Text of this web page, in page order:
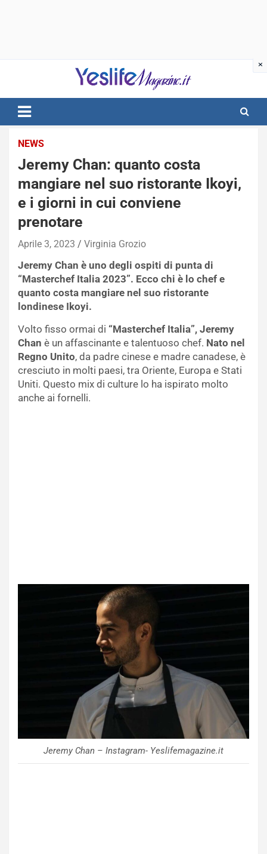
notizie di intrattenimento
NEWS
Jeremy Chan: quanto costa
mangiare nel suo ristorante Ikoyi,
e i giorni in cui conviene
prenotare
Aprile 3, 2023 Virginia Grozio
Jeremy Chan è uno degli ospiti di punta di
“Masterchef Italia 2023”. Ecco chi è lo chef e
quanto costa mangiare nel suo ristorante
londinese Ikoyi.
Volto fisso ormai di “Masterchef Italia”, Jeremy
Chan è un affascinante e talentuoso chef. Nato nel
Regno Unito, da padre cinese e madre canadese, è
cresciuto in molti paesi, tra Oriente, Europa e Stati
Uniti. Questo mix di culture lo ha ispirato molto
anche ai fornelli.
Jeremy Chan – Instagram- Yeslifemagazine.it